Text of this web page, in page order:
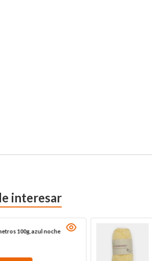
interesar
100g, azul noche